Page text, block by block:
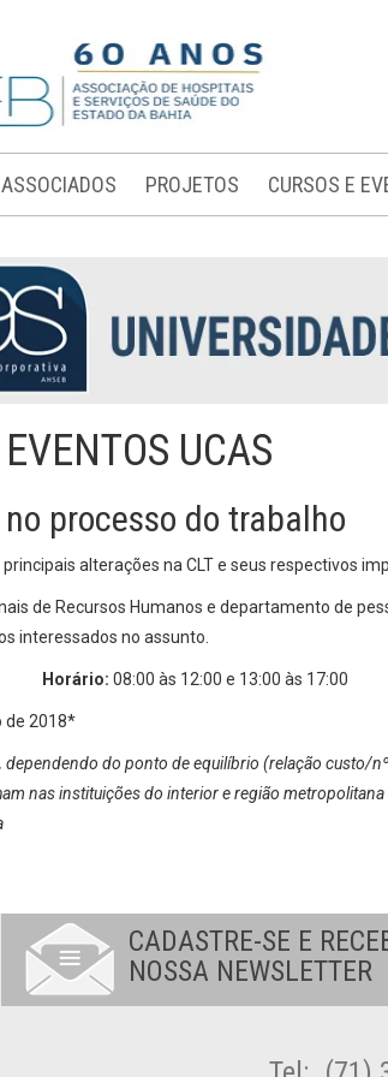
ASSOCIADOS PROJETOS CURSOS E
UCAS
processo do trabalho
principais alterações na CLT e seus respectivos
de Recursos Humanos e departamento de
interessados no assunto.
08:00 às 12:00 e 13:00 às 17:00
de 2018*
dependendo do ponto de equilíbrio (relação custo/
nas instituições do interior e região
CADASTRE-SE E
NOSSA NEWSLETTER